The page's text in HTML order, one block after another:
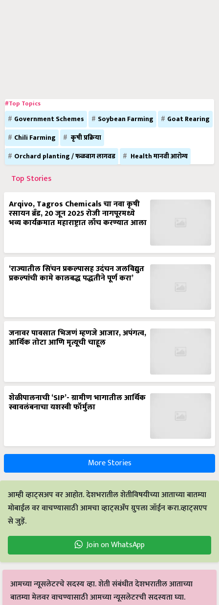
#Top Topics
Government Schemes Soybean Farming
Goat Rearing
Chili Farming
कृषी प्रक्रिया
Orchard planting / फळबाग लागवड
Health मानवी आरोग्य
Top Stories
Arqivo, Tagros Chemicals चा नवा कृषी
रसायन ब्रँड, 20 जून 2025 रोजी नागपूरमध्ये
भव्य कार्यक्रमात महाराष्ट्रात लाँच करण्यात आला
‘राज्यातील सिंचन प्रकल्पासह उदंचन जलविद्युत
प्रकल्पांची कामे कालबद्ध पद्धतीने पूर्ण करा’
जनावर पावसात भिजणं म्हणजे आजार, अपंगत्व,
आर्थिक तोटा आणि मृत्यूची चाहूल
शेळीपालनाची ‘SIP’- ग्रामीण भागातील आर्थिक
स्वावलंबनाचा यशस्वी फॉर्मुला
More Stories
आम्ही व्हाट्सअप वर आहोत. देशभरातील शेतीविषयीच्या आताच्या बातम्या
मोबाईल वर वाचण्यासाठी आमचा व्हाट्सअँप ग्रुपला जॉईन करा.व्हाट्सएप
से जुड़ें.
Join on WhatsApp
आमच्या न्यूसलेटरचे सदस्य व्हा. शेती संबंधीत देशभरातील आताच्या
बातम्या मेलवर वाचण्यासाठी आमच्या न्यूसलेटरची सदस्यता घ्या.